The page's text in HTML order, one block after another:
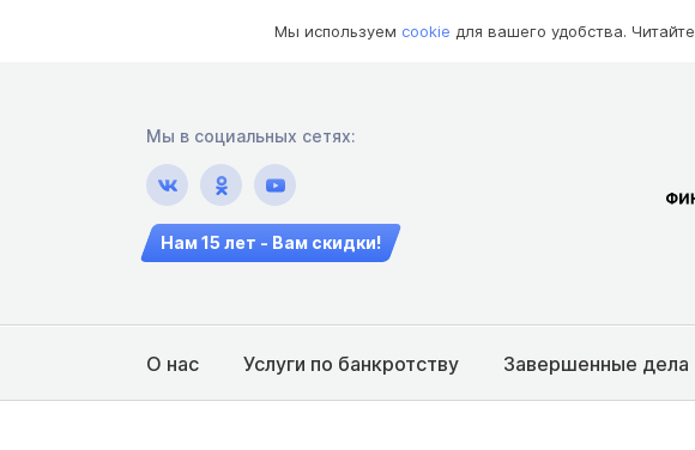
Мы используем cookie для вашего удобства. Читайте
Мы в социальных сетях:
Нам 15 лет - Вам скидки!
О нас Услуги по банкротству Завершенные дела